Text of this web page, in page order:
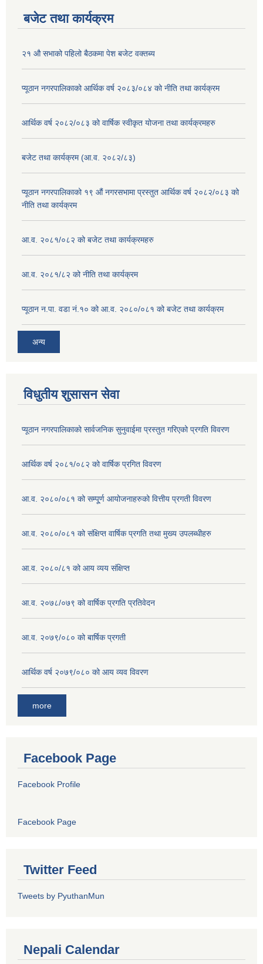
बजेट तथा कार्यक्रम
२१ औ सभाको पहिलो बैठकमा पेश बजेट वक्तब्य
प्यूठान नगरपालिकाको आर्थिक वर्ष २०८३/०८४ को नीति तथा कार्यक्रम
आर्थिक वर्ष २०८२/०८३ को वार्षिक स्वीकृत योजना तथा कार्यक्रमहरु
बजेट तथा कार्यक्रम (आ.व. २०८२/८३)
प्यूठान नगरपालिकाको १९ औं नगरसभामा प्रस्तुत आर्थिक वर्ष २०८२/०८३ को
नीति तथा कार्यक्रम
आ.व. २०८१/०८२ को बजेट तथा कार्यक्रमहरु
आ.व. २०८१/८२ को नीति तथा कार्यक्रम
प्यूठान न.पा. वडा नं.१० को आ.व. २०८०/०८१ को बजेट तथा कार्यक्रम
अन्य
विधुतीय शुसासन सेवा
प्यूठान नगरपालिकाको सार्वजनिक सुनुवाईमा प्रस्तुत गरिएको प्रगति विवरण
आर्थिक वर्ष २०८१/०८२ को वार्षिक प्रगित विवरण
आ.व. २०८०/०८१ को सम्पू्र्ण आयोजनाहरुको वित्तीय प्रगती विवरण
आ.व. २०८०/०८१ को संक्षिप्त वार्षिक प्रगति तथा मुख्य उपलब्धीहरु
आ.व. २०८०/८१ को आय व्यय संक्षिप्त
आ.व. २०७८/०७९ को वार्षिक प्रगति प्रतिवेदन
आ.व. २०७९/०८० को बार्षिक प्रगती
आर्थिक वर्ष २०७९/०८० को आय व्यव विवरण
more
Facebook Page
Facebook Profile
Facebook Page
Twitter Feed
Tweets by PyuthanMun
Nepali Calendar